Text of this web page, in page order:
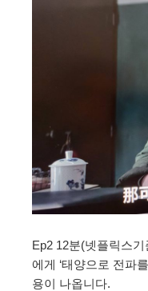
Ep2 12분(넷플릭스
에게 ‘태양으로 전파
용이 나옵니다.